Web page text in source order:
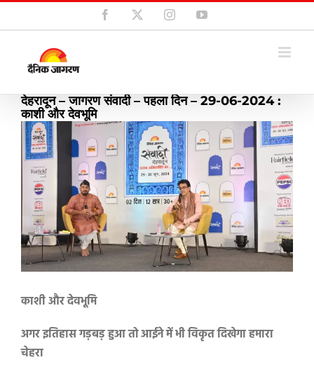
Skip
to
Facebook InstagramYouTube
देहरादून – जागरण संवादी – पहला दिन – 29-06-2024 :
काशी और देवभूमि
View
Larger
Image
काशी और देवभूमि
अगर इतिहास गड़बड़ हुआ तो आईने में भी विकृत दिखेगा हमारा
चेहरा